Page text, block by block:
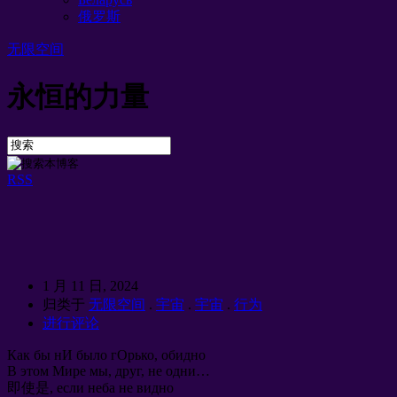
俄罗斯
无限空间
永恒的力量
RSS
1 月 11 日, 2024
归类于 无限空间 . 宇宙 . 宇宙 . 行为
进行评论
Как бы нИ было гОрько, обидно
В этом Мире мы, друг, не одни…
即使是, если неба не видно